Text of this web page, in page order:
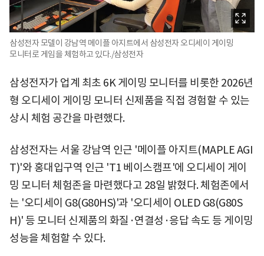
삼성전자 모델이 강남역 메이플 아지트에서 삼성전자 오디세이 게이밍
모니터로 게임을 체험하고 있다./삼성전자
삼성전자가 업계 최초 6K 게이밍 모니터를 비롯한 2026년
형 오디세이 게이밍 모니터 신제품을 직접 경험할 수 있는
상시 체험 공간을 마련했다.
삼성전자는 서울 강남역 인근 '메이플 아지트(MAPLE AGI
T)'와 홍대입구역 인근 'T1 베이스캠프'에 오디세이 게이
밍 모니터 체험존을 마련했다고 28일 밝혔다. 체험존에서
는 '오디세이 G8(G80HS)'과 '오디세이 OLED G8(G80S
H)' 등 모니터 신제품의 화질·연결성·응답 속도 등 게이밍
성능을 체험할 수 있다.